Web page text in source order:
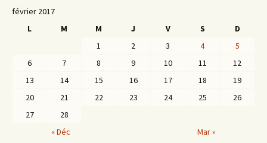
février 2017
L
M M J V S
D
1
2 3 4
5
6
7 8 9 10 11
12
13
14 15 16 17 18
19
20
21 22 23 24 25
26
27
28
« Déc
Mar »